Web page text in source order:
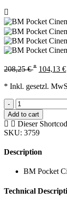
208,25€ * 104,13 €
* Inkl. gesetzl.
-
Add to cart
Dieser
SKU: 3759
Description
BM Pocket
Technical